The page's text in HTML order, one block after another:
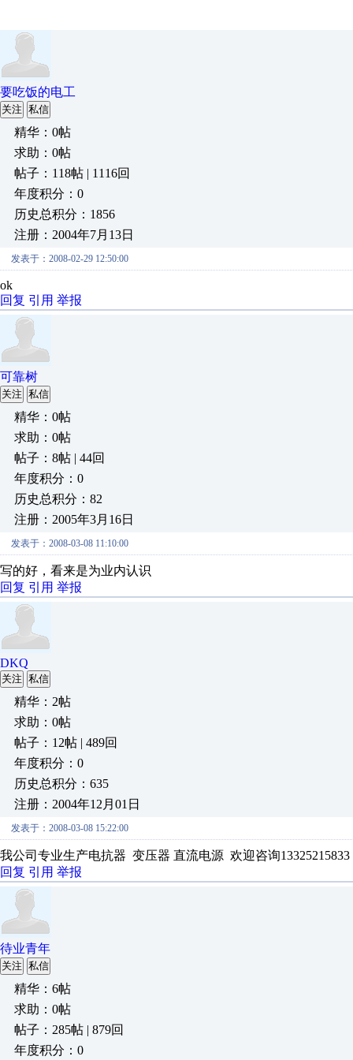
要吃饭的电工
关注 私信
精华：0帖
求助：0帖
帖子：118帖 | 1116回
年度积分：0
历史总积分：1856
注册：2004年7月13日
发表于：2008-02-29 12:50:00
ok
回复 引用 举报
可靠树
关注 私信
精华：0帖
求助：0帖
帖子：8帖 | 44回
年度积分：0
历史总积分：82
注册：2005年3月16日
发表于：2008-03-08 11:10:00
写的好，看来是为业内认识
回复 引用 举报
DKQ
关注 私信
精华：2帖
求助：0帖
帖子：12帖 | 489回
年度积分：0
历史总积分：635
注册：2004年12月01日
发表于：2008-03-08 15:22:00
我公司专业生产电抗器 变压器 直流电源 欢迎咨询13325215833
回复 引用 举报
待业青年
关注 私信
精华：6帖
求助：0帖
帖子：285帖 | 879回
年度积分：0